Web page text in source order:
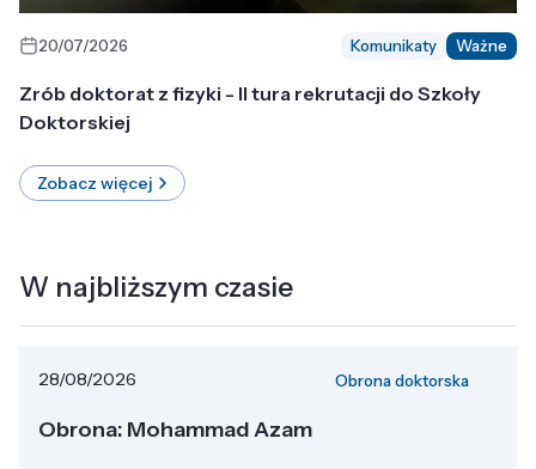
20/07/2026 Komunikaty Ważne
Zrób doktorat z fizyki - II tura rekrutacji do Szkoły
Doktorskiej
Zobacz więcej
W najbliższym czasie
28/08/2026 Obrona doktorska
Obrona: Mohammad Azam